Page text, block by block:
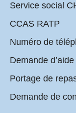
Service social
CCAS RATP
Numéro de
Demande
Portage de
Demande de